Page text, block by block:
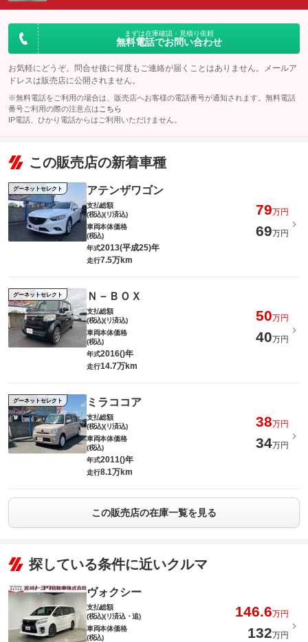
まずは在庫確認・見積り依頼
無料電話でお問い合わせ
お気軽にどうぞ。問合せ後に何度もご連絡が届くことはありません。メールア
ドレスは販売店に公開されません。
※無料電話をご利用の場合は、販売店へお客様の電話番号が通知されます。無料電話
番号ご利用の際の注意点は こちら
IP電話、ひかり電話からはご利用いただけません。
この販売店の新着車種
グーネットセレクト アテンザワゴン
支払総額
(税込)(リ済込)
79万円
車両本体価格
(税込)
69万円
年式2013(平成25)年
走行7.5万km
グーネットセレクト Ｎ－ＢＯＸ
支払総額
(税込)(リ済込)
50万円
車両本体価格
(税込)
40万円
年式2016()年
走行14.7万km
グーネットセレクト ミラココア
支払総額
(税込)(リ済込)
38万円
車両本体価格
(税込)
34万円
年式2011()年
走行8.1万km
この販売店の在庫一覧を見る
探している条件に近いクルマ
ヴォクシー
支払総額
(税込)(リ済込・追)
146.6万円
車両本体価格
(税込)
132万円